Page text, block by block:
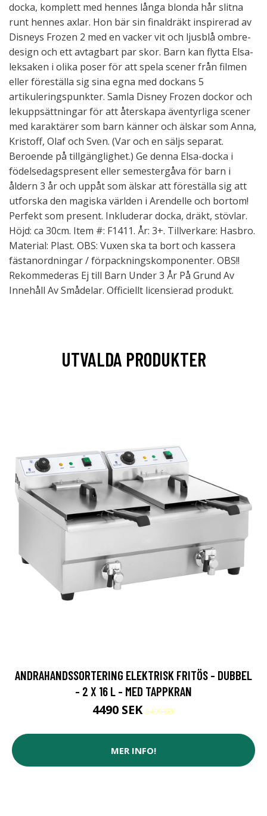
docka, komplett med hennes långa blonda hår slitna
runt hennes axlar. Hon bär sin finaldräkt inspirerad av
Disneys Frozen 2 med en vacker vit och ljusblå ombre-
design och ett avtagbart par skor. Barn kan flytta Elsa-
leksaken i olika poser för att spela scener från filmen
eller föreställa sig sina egna med dockans 5
artikuleringspunkter. Samla Disney Frozen dockor och
lekuppsättningar för att återskapa äventyrliga scener
med karaktärer som barn känner och älskar som Anna,
Kristoff, Olaf och Sven. (Var och en säljs separat.
Beroende på tillgänglighet.) Ge denna Elsa-docka i
födelsedagspresent eller semestergåva för barn i
åldern 3 år och uppåt som älskar att föreställa sig att
utforska den magiska världen i Arendelle och bortom!
Perfekt som present. Inkluderar docka, dräkt, stövlar.
Höjd: ca 30cm. Item #: F1411. År: 3+. Tillverkare: Hasbro.
Material: Plast. OBS: Vuxen ska ta bort och kassera
fästanordningar / förpackningskomponenter. OBS!!
Rekommederas Ej till Barn Under 3 År På Grund Av
Innehåll Av Smådelar. Officiellt licensierad produkt.
UTVALDA PRODUKTER
ANDRAHANDSSORTERING ELEKTRISK FRITÖS - DUBBEL
- 2 X 16 L - MED TAPPKRAN
4490 SEK5499 SEK
MER INFO!